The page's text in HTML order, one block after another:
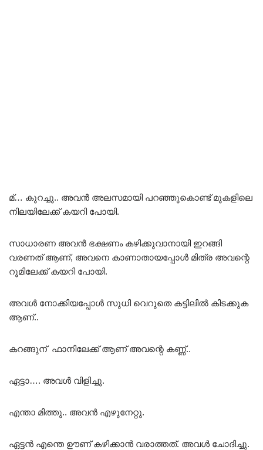
മ്… കുറച്ചു.. അവൻ അലസമായി പറഞ്ഞുകൊണ്ട് മുകളിലെ
നിലയിലേക്ക് കയറി പോയി.
സാധാരണ അവൻ ഭക്ഷണം കഴിക്കുവാനായി ഇറങ്ങി
വരണത് ആണ്, അവനെ കാണാതായപ്പോൾ മിത്ര അവന്റെ
റൂമിലേക്ക് കയറി പോയി.
അവൾ നോക്കിയപ്പോൾ സുധി വെറുതെ കട്ടിലിൽ കിടക്കുക
ആണ്..
കറങ്ങുന് ഫാനിലേക്ക് ആണ് അവന്റെ കണ്ണ്..
ഏട്ടാ…. അവൾ വിളിച്ചു.
എന്താ മിത്തു.. അവൻ എഴുനേറ്റു.
ഏട്ടൻ എന്തെ ഊണ് കഴിക്കാൻ വരാത്തത്. അവൾ ചോദിച്ചു.